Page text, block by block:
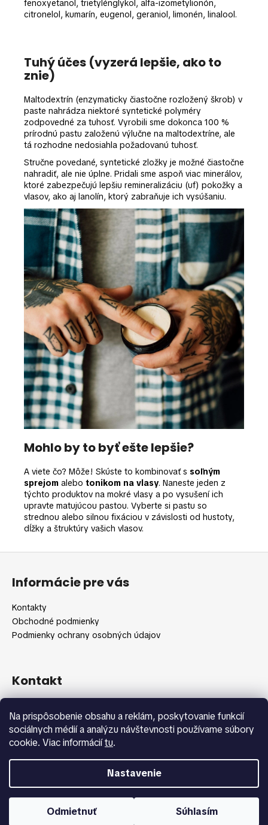
Na prispôsobenie obsahu a reklám, poskytovanie funkcií
sociálnych médií a analýzu návštevnosti používame súbory
cookie. Viac informáciítu.
Nastavenie
Odmietnuť Súhlasím
fenoxyetanol, trietylénglykol, alfa-izometylionón,
citronelol, kumarín, eugenol, geraniol, limonén, linalool.
Tuhý účes (vyzerá lepšie, ako to
znie)
Maltodextrín (enzymaticky čiastočne rozložený škrob) v
paste nahrádza niektoré syntetické polyméry
zodpovedné za tuhosť. Vyrobili sme dokonca 100 %
prírodnú pastu založenú výlučne na maltodextríne, ale
tá rozhodne nedosiahla požadovanú tuhosť.
Stručne povedané, syntetické zložky je možné čiastočne
nahradiť, ale nie úplne. Pridali sme aspoň viac minerálov,
ktoré zabezpečujú lepšiu remineralizáciu (uf) pokožky a
vlasov, ako aj lanolín, ktorý zabraňuje ich vysúšaniu.
Mohlo by to byť ešte lepšie?
A viete čo? Môže! Skúste to kombinovať s soľným
sprejom alebo tonikom na vlasy. Naneste jeden z
týchto produktov na mokré vlasy a po vysušení ich
upravte matujúcou pastou. Vyberte si pastu so
strednou alebo silnou fixáciou v závislosti od hustoty,
dĺžky a štruktúry vašich vlasov.
Informácie pre vás
Kontakty
Obchodné podmienky
Podmienky ochrany osobných údajov
Kontakt
+420 775 371 692
Copyright 2026Shopbeauty.sk. Všetky práva vyhradené.
Upraviť nastavenie cookies